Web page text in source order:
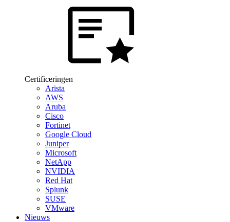
Certificeringen
Arista
AWS
Aruba
Cisco
Fortinet
Google Cloud
Juniper
Microsoft
NetApp
NVIDIA
Red Hat
Splunk
SUSE
VMware
Nieuws